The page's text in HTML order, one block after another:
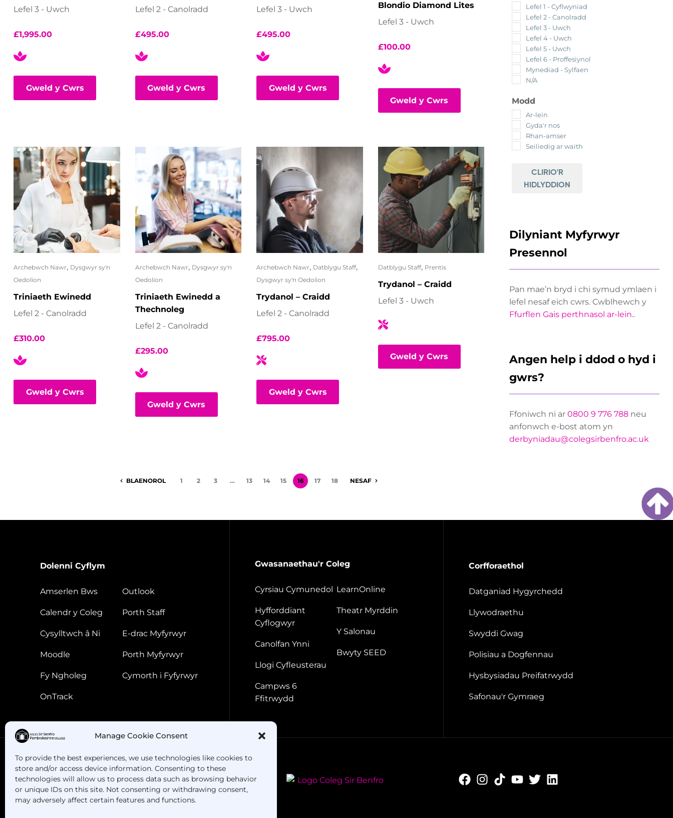
Manage Cookie Consent
To provide the best experiences, we use technologies like cookies to
store and/or access device information. Consenting to these
technologies will allow us to process data such as browsing behavior
or unique IDs on this site. Not consenting or withdrawing consent,
may adversely affect certain features and functions.
Lefel 3 - Uwch
£1,995.00
Gweld y Cwrs
Lefel 2 - Canolradd
£495.00
Gweld y Cwrs
Lefel 3 - Uwch
£495.00
Gweld y Cwrs
Blondio Diamond Lites
Lefel 3 - Uwch
£100.00
Gweld y Cwrs
Archebwch Nawr, Dysgwyr sy'n
Oedolion
Triniaeth Ewinedd
Lefel 2 - Canolradd
£310.00
Gweld y Cwrs
Archebwch Nawr, Dysgwyr sy'n
Oedolion
Triniaeth Ewinedd a
Thechnoleg
Lefel 2 - Canolradd
£295.00
Gweld y Cwrs
Archebwch Nawr, Datblygu Staff,
Dysgwyr sy'n Oedolion
Trydanol – Craidd
Lefel 2 - Canolradd
£795.00
Gweld y Cwrs
Datblygu Staff, Prentis
Trydanol – Craidd
Lefel 3 - Uwch
Gweld y Cwrs
BLAENOROL 1 2 3 … 13 14 15 16 17 18 NESAF
Lefel 1 - Cyflwyniad
Lefel 2 - Canolradd
Lefel 3 - Uwch
Lefel 4 - Uwch
Lefel 5 - Uwch
Lefel 6 - Proffesiynol
Mynediad - Sylfaen
N/A
Modd
Ar-lein
Gyda'r nos
Rhan-amser
Seiliedig ar waith
CLIRIO'R
HIDLYDDION
Dilyniant Myfyrwyr
Presennol
Pan mae’n bryd i chi symud ymlaen i
lefel nesaf eich cwrs. Cwblhewch y
Ffurflen Gais perthnasol ar-lein..
Angen help i ddod o hyd i
gwrs?
Ffoniwch ni ar 0800 9 776 788 neu
anfonwch e-bost atom yn
derbyniadau@colegsirbenfro.ac.uk
Dolenni Cyflym
Amserlen Bws
Calendr y Coleg
Cysylltwch â Ni
Moodle
Fy Ngholeg
OnTrack
Outlook
Porth Staff
E-drac Myfyrwyr
Porth Myfyrwyr
Cymorth i Fyfyrwyr
Gwasanaethau'r Coleg
Cyrsiau Cymunedol
Hyfforddiant
Cyflogwyr
Canolfan Ynni
Llogi Cyfleusterau
Campws 6
Ffitrwydd
LearnOnline
Theatr Myrddin
Y Salonau
Bwyty SEED
Corfforaethol
Datganiad Hygyrchedd
Llywodraethu
Swyddi Gwag
Polisïau a Dogfennau
Hysbysiadau Preifatrwydd
Safonau'r Gymraeg
Oes gennych chi gwestiynau? Ffoniwch ni!
+44 1437 753 000